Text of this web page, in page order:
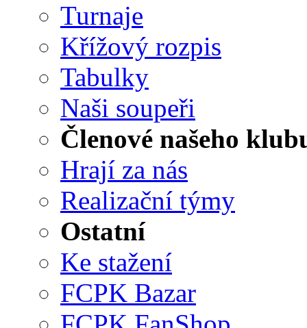
Turnaje
Křížový rozpis
Tabulky
Naši soupeři
Členové našeho
Hrají za nás
Realizační týmy
Ostatní
Ke stažení
FCPK Bazar